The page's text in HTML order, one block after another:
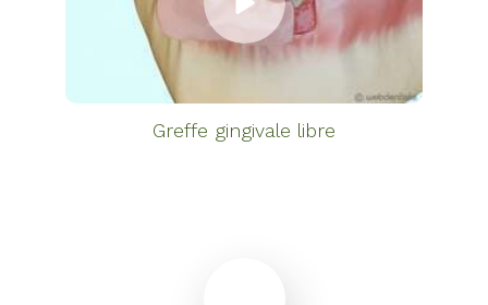
Greffe gingivale libre